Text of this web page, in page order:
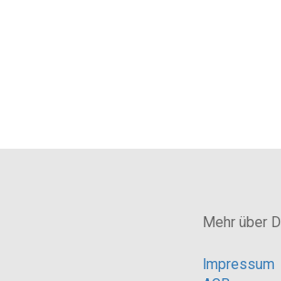
Mehr über
Impressum